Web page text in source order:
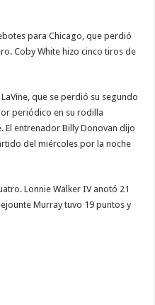
para Chicago, que perdió
Coby White hizo cinco tiros de
que se perdió su segundo
periódico en su rodilla
entrenador Billy Donovan dijo
del miércoles por la noche
Lonnie Walker IV anotó 21
Murray tuvo 19 puntos y